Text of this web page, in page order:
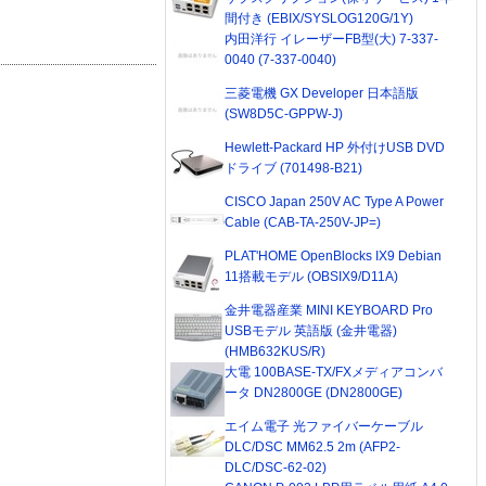
間付き (EBIX/SYSLOG120G/1Y)
内田洋行 イレーザーFB型(大) 7-337-
0040 (7-337-0040)
三菱電機 GX Developer 日本語版
(SW8D5C-GPPW-J)
Hewlett-Packard HP 外付けUSB DVD
ドライブ (701498-B21)
CISCO Japan 250V AC Type A Power
Cable (CAB-TA-250V-JP=)
PLAT'HOME OpenBlocks IX9 Debian
11搭載モデル (OBSIX9/D11A)
金井電器産業 MINI KEYBOARD Pro
USBモデル 英語版 (金井電器)
(HMB632KUS/R)
大電 100BASE-TX/FXメディアコンバ
ータ DN2800GE (DN2800GE)
エイム電子 光ファイバーケーブル
DLC/DSC MM62.5 2m (AFP2-
DLC/DSC-62-02)